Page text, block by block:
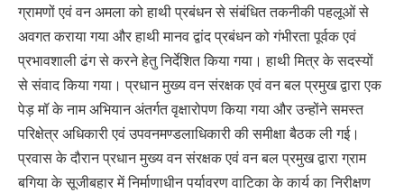
ग्रामणों एवं वन अमला को हाथी प्रबंधन से संबंधित तकनीकी पहलूओं से
अवगत कराया गया और हाथी मानव द्वांद प्रबंधन को गंभीरता पूर्वक एवं
प्रभावशाली ढंग से करने हेतु निर्देशित किया गया। हाथी मित्र के सदस्यों
से संवाद किया गया। प्रधान मुख्य वन संरक्षक एवं वन बल प्रमुख द्वारा एक
पेड़ मॉ के नाम अभियान अंतर्गत वृक्षारोपण किया गया और उन्होंने समस्त
परिक्षेत्र अधिकारी एवं उपवनमण्डलाधिकारी की समीक्षा बैठक ली गई।
प्रवास के दौरान प्रधान मुख्य वन संरक्षक एवं वन बल प्रमुख द्वारा ग्राम
बगिया के सूजीबहार में निर्माणाधीन पर्यावरण वाटिका के कार्य का निरीक्षण